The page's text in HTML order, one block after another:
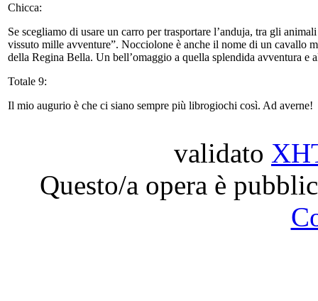
Chicca:
Se scegliamo di usare un carro per trasportare l’anduja, tra gli
vissuto mille avventure”. Nocciolone è anche il nome di un cavallo
della Regina Bella. Un bell’omaggio a quella splendida avventura e
Totale 9:
Il mio augurio è che ci siano sempre più librogiochi così. Ad averne!
validato
Questo/a opera è